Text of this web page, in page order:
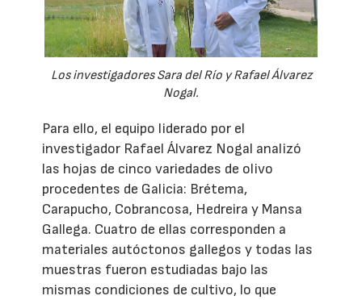
Los investigadores Sara del Río y Rafael Álvarez
Nogal.
Para ello, el equipo liderado por el
investigador Rafael Álvarez Nogal analizó
las hojas de cinco variedades de olivo
procedentes de Galicia: Brétema,
Carapucho, Cobrancosa, Hedreira y Mansa
Gallega. Cuatro de ellas corresponden a
materiales autóctonos gallegos y todas las
muestras fueron estudiadas bajo las
mismas condiciones de cultivo, lo que